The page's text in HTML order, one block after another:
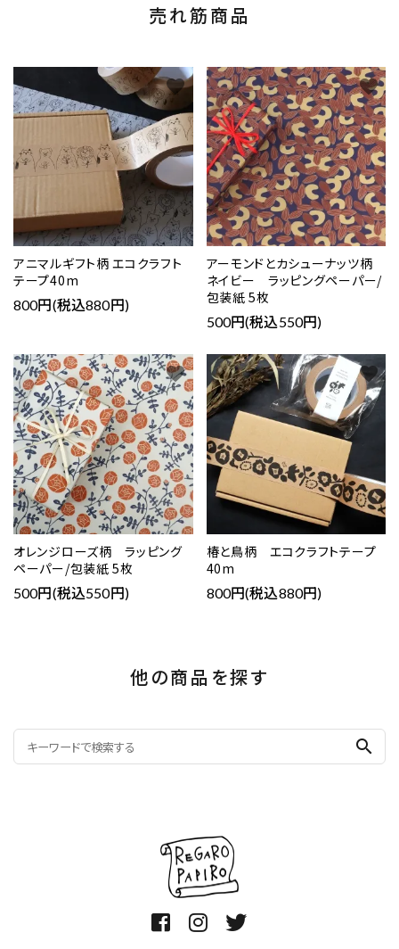
売れ筋商品
アニマルギフト柄 エコクラフト
テープ40m
800円(税込880円)
favorite
アーモンドとカシューナッツ柄
ネイビー ラッピングペーパー/
包装紙 5枚
500円(税込550円)
favorite
オレンジローズ柄 ラッピング
ペーパー/包装紙 5枚
500円(税込550円)
favorite
椿と鳥柄 エコクラフトテープ
40m
800円(税込880円)
favorite
他の商品を探す
search